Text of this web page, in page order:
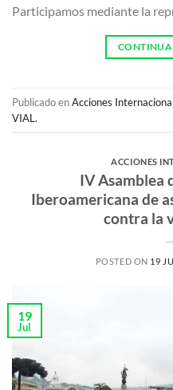
Participamos mediante la
Publicado enAcciones
VIAL.
ACCIONES
IV Asamblea
Iberoamericana de
contra la
POSTED ON 19
19
Jul